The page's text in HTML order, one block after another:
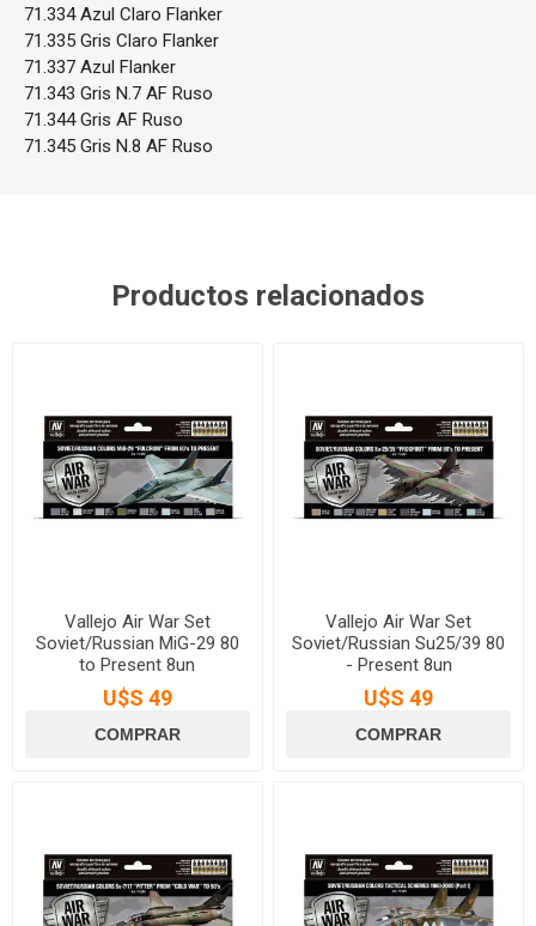
71.334 Azul Claro Flanker
71.335 Gris Claro Flanker
71.337 Azul Flanker
71.343 Gris N.7 AF Ruso
71.344 Gris AF Ruso
71.345 Gris N.8 AF Ruso
Productos relacionados
Vallejo Air War Set
Soviet/Russian MiG-29 80
to Present 8un
U$S 49
Vallejo Air War Set
Soviet/Russian Su25/39 80
- Present 8un
U$S 49